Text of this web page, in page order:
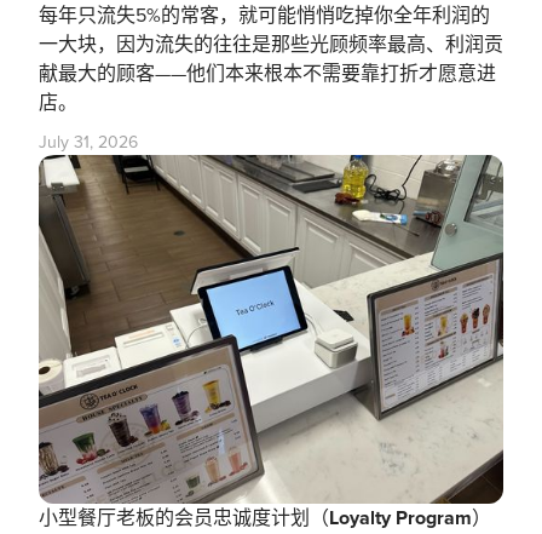
每年只流失5%的常客，就可能悄悄吃掉你全年利润的
一大块，因为流失的往往是那些光顾频率最高、利润贡
献最大的顾客——他们本来根本不需要靠打折才愿意进
店。
July 31, 2026
小型餐厅老板的会员忠诚度计划（Loyalty Program）